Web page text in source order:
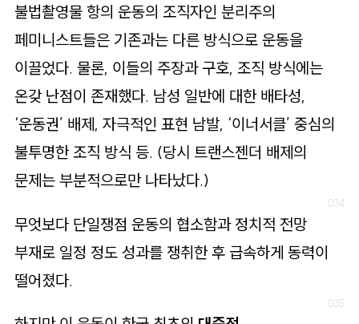
불법촬영물 항의 운동의 조직자인 분리주의
페미니스트들은 기존과는 다른 방식으로 운동을
이끌었다. 물론, 이들의 주장과 구호, 조직 방식에는
온갖 난점이 존재했다. 남성 일반에 대한 배타성,
‘운동권’ 배제, 자극적인 표현 남발, ‘이너서클’ 중심의
불투명한 조직 방식 등. (당시 트랜스젠더 배제의
문제는 부분적으로만 나타났다.)
무엇보다 단일쟁점 운동의 협소함과 정치적 전망
부재로 일정 정도 성과를 쟁취한 후 급속하게 동력이
떨어졌다.